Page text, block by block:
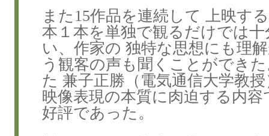
また15作品を連続して 上映す
本１本を単独で観るだけでは
い、作家の 独特な思想にも理
う観客の声も聞くことができ
た 兼子正勝（電気通信大学教
映像表現の本質に肉迫する内
好評であった。